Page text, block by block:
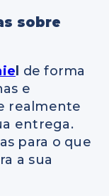
sobre
de forma
e
realmente
entrega.
para o que
a sua